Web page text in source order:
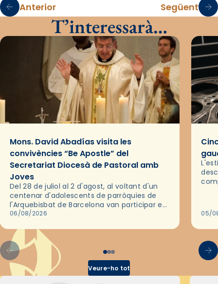
Anterior Següent
T’interessarà…
Mons. David Abadías visita les
convivències “Be Apostle” del
Secretariat Diocesà de Pastoral amb
Joves
Del 28 de juliol al 2 d'agost, al voltant d'un
centenar d'adolescents de parròquies de
l'Arquebisbat de Barcelona van participar en
les convivències Be Apostle, organitzades
06/08/2026 05/
Veure-ho tot